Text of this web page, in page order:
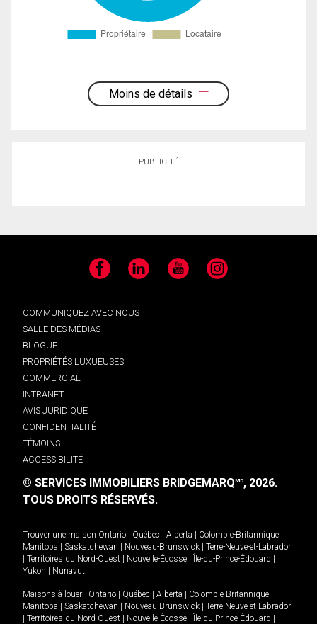
Moins de détails
PUBLICITÉ
Facebook LinkedIn YouTube Instagram
COMMUNIQUEZ AVEC NOUS
SALLE DES MÉDIAS
BLOGUE
PROPRIÉTÉS LUXUEUSES
COMMERCIAL
INTRANET
AVIS JURIDIQUE
CONFIDENTIALITÉ
TÉMOINS
ACCESSIBILITÉ
© SERVICES IMMOBILIERS BRIDGEMARQMD, 2026.
TOUS DROITS RÉSERVÉS.
Trouver une maison Ontario Québec Alberta Colombie-Britannique
Manitoba
Saskatchewan Nouveau-Brunswick
Terre-Neuve-et-Labrador
Territoires du Nord-Ouest Nouvelle-Écosse Île-du-Prince-Édouard
Yukon
Nunavut.
Maisons à louer - Ontario Québec Alberta Colombie-Britannique
Manitoba
Saskatchewan Nouveau-Brunswick
Terre-Neuve-et-Labrador
Territoires du Nord-Ouest Nouvelle-Écosse Île-du-Prince-Édouard